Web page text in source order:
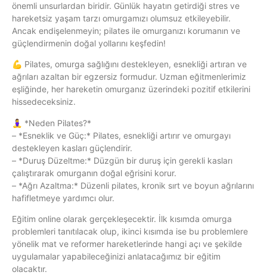
önemli unsurlardan biridir. Günlük hayatın getirdiği stres ve
hareketsiz yaşam tarzı omurgamızı olumsuz etkileyebilir.
Ancak endişelenmeyin; pilates ile omurganızı korumanın ve
güçlendirmenin doğal yollarını keşfedin!
💪 Pilates, omurga sağlığını destekleyen, esnekliği artıran ve
ağrıları azaltan bir egzersiz formudur. Uzman eğitmenlerimiz
eşliğinde, her hareketin omurganız üzerindeki pozitif etkilerini
hissedeceksiniz.
🧘‍♀️ *Neden Pilates?*
– *Esneklik ve Güç:* Pilates, esnekliği artırır ve omurgayı
destekleyen kasları güçlendirir.
– *Duruş Düzeltme:* Düzgün bir duruş için gerekli kasları
çalıştırarak omurganın doğal eğrisini korur.
– *Ağrı Azaltma:* Düzenli pilates, kronik sırt ve boyun ağrılarını
hafifletmeye yardımcı olur.
Eğitim online olarak gerçekleşecektir. İlk kısımda omurga
problemleri tanıtılacak olup, ikinci kısımda ise bu problemlere
yönelik mat ve reformer hareketlerinde hangi açı ve şekilde
uygulamalar yapabileceğinizi anlatacağımız bir eğitim
olacaktır.